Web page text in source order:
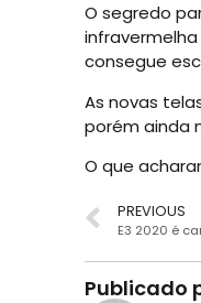
O segredo
consegue
As novas
porém ainda
O que
PREVIOUS
E3 2020 é
Publicado